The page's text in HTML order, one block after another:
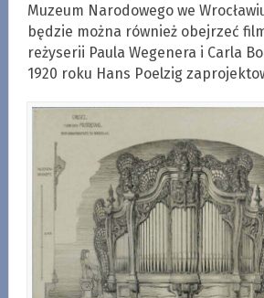
Muzeum Narodowego we
będzie można również obejrzeć
reżyserii Paula Wegenera i Carla
1920 roku Hans Poelzig